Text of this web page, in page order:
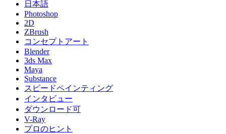
日本語
Photoshop
2D
ZBrush
コンセプトアート
Blender
3ds Max
Maya
Substance
スピードペインティング
インタビュー
ダウンロード可
V-Ray
プロのヒント